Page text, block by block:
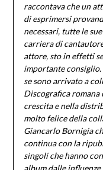
raccontava che un
di esprimersi
necessari, tutte le
carriera di
attore, sto in effetti
importante
se sono arrivato a
Discografica romana
crescita e nella
molto felice della
Giancarlo Bornigia
continua con la
singoli che hanno